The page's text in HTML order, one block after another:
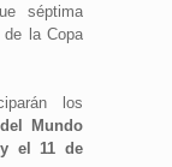
séptima
la Copa
los
Mundo
el 11 de